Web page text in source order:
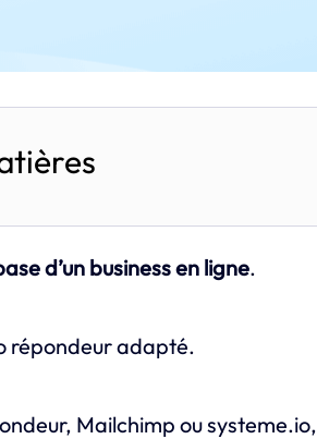
d’un business en ligne.
répondeur adapté.
Mailchimp ou systeme.io,